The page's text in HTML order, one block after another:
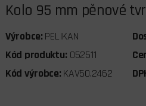
Kolo 95 mm pěnové
Výrobce: PELIKAN
Kód produktu: 052511
Kód výrobce: KAV50.2462